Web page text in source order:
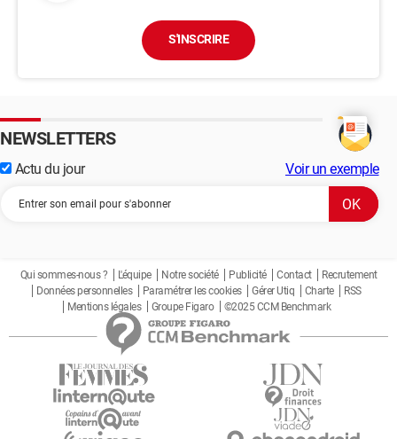
S'INSCRIRE
NEWSLETTERS
Actu du jour Voir un exemple
Qui sommes-nous ? L'équipe Notre société Publicité Contact
Recrutement
Données personnelles
Paramétrer les cookies Gérer Utiq Charte
RSS
Mentions légales
Groupe Figaro ©2025 CCM Benchmark